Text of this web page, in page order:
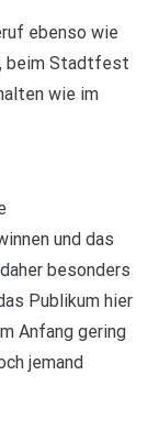
ebenso wie
beim Stadtfest
wie im
und das
besonders
Publikum hier
Anfang gering
jemand